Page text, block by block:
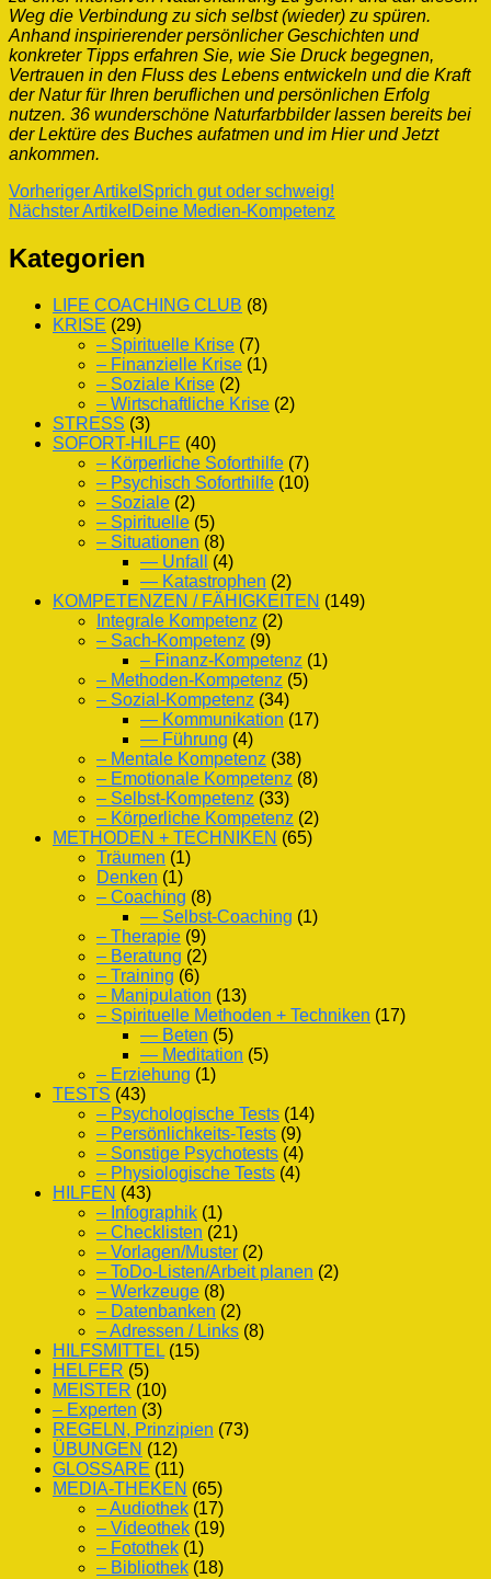
Weg die Verbindung zu sich selbst (wieder) zu spüren.
Anhand inspirierender persönlicher Geschichten und
konkreter Tipps erfahren Sie, wie Sie Druck begegnen,
Vertrauen in den Fluss des Lebens entwickeln und die Kraft
der Natur für Ihren beruflichen und persönlichen Erfolg
nutzen. 36 wunderschöne Naturfarbbilder lassen bereits bei
der Lektüre des Buches aufatmen und im Hier und Jetzt
ankommen.
Beitragsnavigation
Vorheriger Artikel Sprich gut oder schweig!
Nächster Artikel Deine Medien-Kompetenz
Kategorien
LIFE COACHING CLUB (8)
KRISE (29)
– Spirituelle Krise (7)
– Finanzielle Krise (1)
– Soziale Krise (2)
– Wirtschaftliche Krise (2)
STRESS (3)
SOFORT-HILFE (40)
– Körperliche Soforthilfe (7)
– Psychisch Soforthilfe (10)
– Soziale (2)
– Spirituelle (5)
– Situationen (8)
— Unfall
(4)
— Katastrophen (2)
KOMPETENZEN / FÄHIGKEITEN (149)
Integrale Kompetenz (2)
– Sach-Kompetenz (9)
– Finanz-Kompetenz (1)
– Methoden-Kompetenz (5)
– Sozial-Kompetenz (34)
— Kommunikation (17)
— Führung (4)
– Mentale Kompetenz (38)
– Emotionale Kompetenz (8)
– Selbst-Kompetenz (33)
– Körperliche Kompetenz (2)
METHODEN + TECHNIKEN (65)
Träumen (1)
Denken (1)
– Coaching (8)
— Selbst-Coaching (1)
– Therapie (9)
– Beratung (2)
– Training (6)
– Manipulation (13)
– Spirituelle Methoden + Techniken (17)
— Beten (5)
— Meditation (5)
– Erziehung (1)
TESTS (43)
– Psychologische Tests (14)
– Persönlichkeits-Tests (9)
– Sonstige Psychotests (4)
– Physiologische Tests (4)
HILFEN (43)
– Infographik (1)
– Checklisten (21)
– Vorlagen/Muster (2)
– ToDo-Listen/Arbeit planen (2)
– Werkzeuge (8)
– Datenbanken (2)
– Adressen / Links (8)
HILFSMITTEL (15)
HELFER (5)
MEISTER (10)
– Experten (3)
REGELN, Prinzipien (73)
ÜBUNGEN (12)
GLOSSARE (11)
MEDIA-THEKEN (65)
– Audiothek (17)
– Videothek (19)
– Fotothek (1)
– Bibliothek (18)